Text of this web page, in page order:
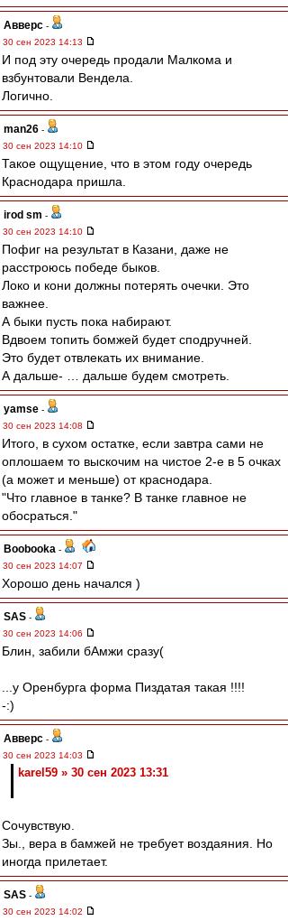
Авверс -
30 сен 2023 14:13
И под эту очередь продали Малкома и
взбунтовали Вендела.
Логично.
man26 -
30 сен 2023 14:10
Такое ощущение, что в этом году очередь
Краснодара пришла.
irod sm -
30 сен 2023 14:10
Пофиг на результат в Казани, даже не
расстроюсь победе быков.
Локо и кони должны потерять очечки. Это
важнее.
А быки пусть пока набирают.
Вдвоем топить бомжей будет сподручней.
Это будет отвлекать их внимание.
А дальше- … дальше будем смотреть.
yamse -
30 сен 2023 14:08
Итого, в сухом остатке, если завтра сами не
оплошаем то выскочим на чистое 2-е в 5 очках
(а может и меньше) от краснодара.
"Что главное в танке? В танке главное не
обосраться."
Boobooka -
30 сен 2023 14:07
Хорошо день начался )
SAS -
30 сен 2023 14:06
Блин, забили бАмжи сразу(
...у Оренбурга форма Пиздатая такая !!!!
-:)
Авверс -
30 сен 2023 14:03
karel59 » 30 сен 2023 13:31
Сочувствую.
Зы., вера в бамжей не требует воздаяния. Но
иногда прилетает.
SAS -
30 сен 2023 14:02